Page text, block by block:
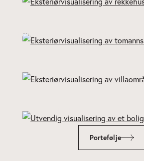
Tomannsbolig – Tänndalen
Portefølje